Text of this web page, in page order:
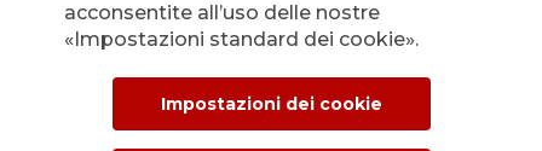
L’Ufficio stampa di
APG|SGA per le
news e i comunicati
acconsentite all’uso delle nostre
«Impostazioni standard dei cookie».
Impostazioni dei cookie